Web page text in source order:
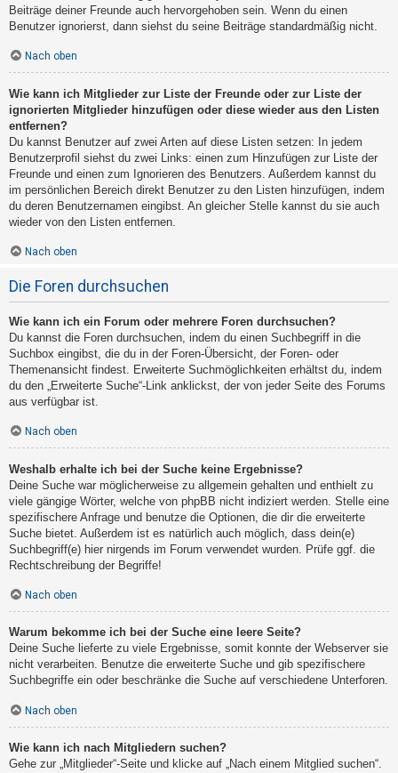
Beiträge deiner Freunde auch hervorgehoben sein. Wenn du einen
Benutzer ignorierst, dann siehst du seine Beiträge standardmäßig nicht.
Nach oben
Wie kann ich Mitglieder zur Liste der Freunde oder zur Liste der
ignorierten Mitglieder hinzufügen oder diese wieder aus den Listen
entfernen?
Du kannst Benutzer auf zwei Arten auf diese Listen setzen: In jedem
Benutzerprofil siehst du zwei Links: einen zum Hinzufügen zur Liste der
Freunde und einen zum Ignorieren des Benutzers. Außerdem kannst du
im persönlichen Bereich direkt Benutzer zu den Listen hinzufügen, indem
du deren Benutzernamen eingibst. An gleicher Stelle kannst du sie auch
wieder von den Listen entfernen.
Nach oben
Die Foren durchsuchen
Wie kann ich ein Forum oder mehrere Foren durchsuchen?
Du kannst die Foren durchsuchen, indem du einen Suchbegriff in die
Suchbox eingibst, die du in der Foren-Übersicht, der Foren- oder
Themenansicht findest. Erweiterte Suchmöglichkeiten erhältst du, indem
du den „Erweiterte Suche“-Link anklickst, der von jeder Seite des Forums
aus verfügbar ist.
Nach oben
Weshalb erhalte ich bei der Suche keine Ergebnisse?
Deine Suche war möglicherweise zu allgemein gehalten und enthielt zu
viele gängige Wörter, welche von phpBB nicht indiziert werden. Stelle eine
spezifischere Anfrage und benutze die Optionen, die dir die erweiterte
Suche bietet. Außerdem ist es natürlich auch möglich, dass dein(e)
Suchbegriff(e) hier nirgends im Forum verwendet wurden. Prüfe ggf. die
Rechtschreibung der Begriffe!
Nach oben
Warum bekomme ich bei der Suche eine leere Seite?
Deine Suche lieferte zu viele Ergebnisse, somit konnte der Webserver sie
nicht verarbeiten. Benutze die erweiterte Suche und gib spezifischere
Suchbegriffe ein oder beschränke die Suche auf verschiedene Unterforen.
Nach oben
Wie kann ich nach Mitgliedern suchen?
Gehe zur „Mitglieder“-Seite und klicke auf „Nach einem Mitglied suchen“.